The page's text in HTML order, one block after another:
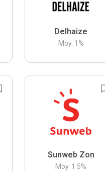
Delhaize
Moy. 1 %
Sunweb Zon
Moy. 1.5%